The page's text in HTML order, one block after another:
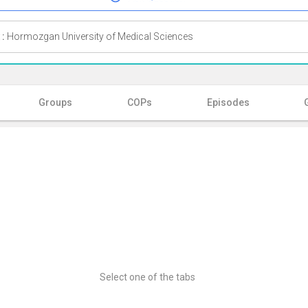
Hormozgan University of Medical Sciences
Groups COPs Episodes
Select one of the tabs